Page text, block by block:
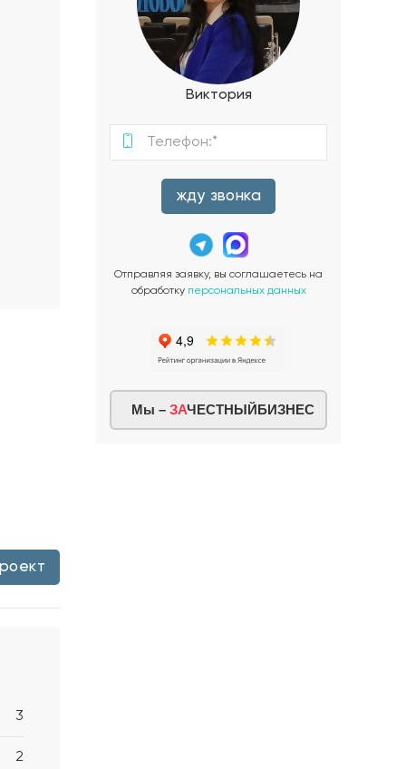
3
2
Виктория
жду звонка
Отправляя заявку, вы соглашаетесь на
обработку персональных данных
Мы – ЗАЧЕСТНЫЙБИЗНЕС